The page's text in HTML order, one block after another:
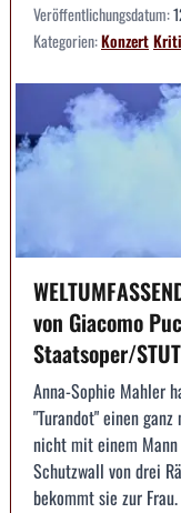
Veröffentlichungsdatum:
Kategorien:Konzert
von Giacomo
Staatsoper/
Anna-Sophie Mahler
"Turandot" einen
nicht mit einem
Schutzwall von drei
bekommt sie zur